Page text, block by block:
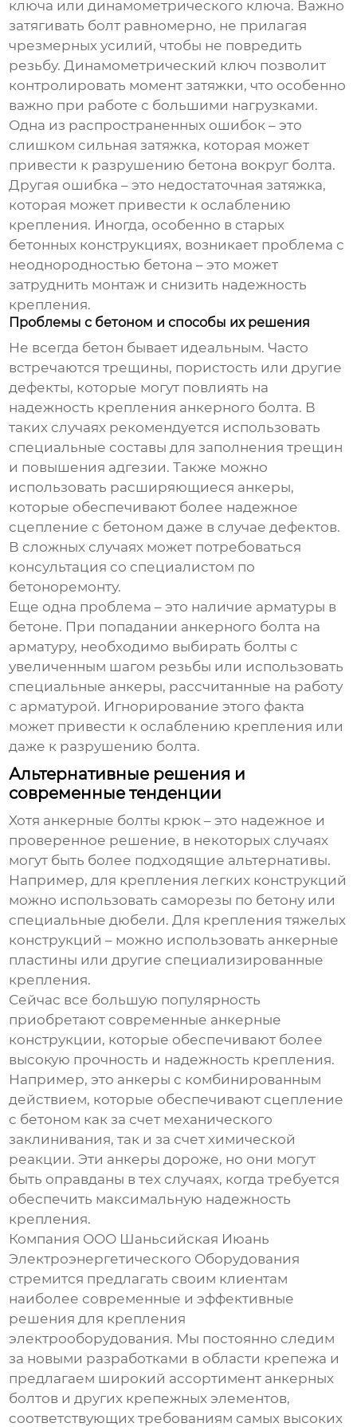
ключа или динамометрического ключа. Важно
затягивать болт равномерно, не прилагая
чрезмерных усилий, чтобы не повредить
резьбу. Динамометрический ключ позволит
контролировать момент затяжки, что особенно
важно при работе с большими нагрузками.
Одна из распространенных ошибок – это
слишком сильная затяжка, которая может
привести к разрушению бетона вокруг болта.
Другая ошибка – это недостаточная затяжка,
которая может привести к ослаблению
крепления. Иногда, особенно в старых
бетонных конструкциях, возникает проблема с
неоднородностью бетона – это может
затруднить монтаж и снизить надежность
крепления.
Проблемы с бетоном и способы их решения
Не всегда бетон бывает идеальным. Часто
встречаются трещины, пористость или другие
дефекты, которые могут повлиять на
надежность крепления анкерного болта. В
таких случаях рекомендуется использовать
специальные составы для заполнения трещин
и повышения адгезии. Также можно
использовать расширяющиеся анкеры,
которые обеспечивают более надежное
сцепление с бетоном даже в случае дефектов.
В сложных случаях может потребоваться
консультация со специалистом по
бетоноремонту.
Еще одна проблема – это наличие арматуры в
бетоне. При попадании анкерного болта на
арматуру, необходимо выбирать болты с
увеличенным шагом резьбы или использовать
специальные анкеры, рассчитанные на работу
с арматурой. Игнорирование этого факта
может привести к ослаблению крепления или
даже к разрушению болта.
Альтернативные решения и
современные тенденции
Хотя анкерные болты крюк – это надежное и
проверенное решение, в некоторых случаях
могут быть более подходящие альтернативы.
Например, для крепления легких конструкций
можно использовать саморезы по бетону или
специальные дюбели. Для крепления тяжелых
конструкций – можно использовать анкерные
пластины или другие специализированные
крепления.
Сейчас все большую популярность
приобретают современные анкерные
конструкции, которые обеспечивают более
высокую прочность и надежность крепления.
Например, это анкеры с комбинированным
действием, которые обеспечивают сцепление
с бетоном как за счет механического
заклинивания, так и за счет химической
реакции. Эти анкеры дороже, но они могут
быть оправданы в тех случаях, когда требуется
обеспечить максимальную надежность
крепления.
Компания ООО Шаньсийская Июань
Электроэнергетического Оборудования
стремится предлагать своим клиентам
наиболее современные и эффективные
решения для крепления
электрооборудования. Мы постоянно следим
за новыми разработками в области крепежа и
предлагаем широкий ассортимент анкерных
болтов и других крепежных элементов,
соответствующих требованиям самых высоких